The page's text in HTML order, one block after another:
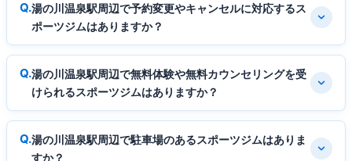
湯の川温泉駅周辺で予約変更やキャンセルに対応するス
ポーツジムはありますか？
湯の川温泉駅周辺で無料体験や無料カウンセリングを受
けられるスポーツジムはありますか？
湯の川温泉駅周辺で駐車場のあるスポーツジムはありま
すか？